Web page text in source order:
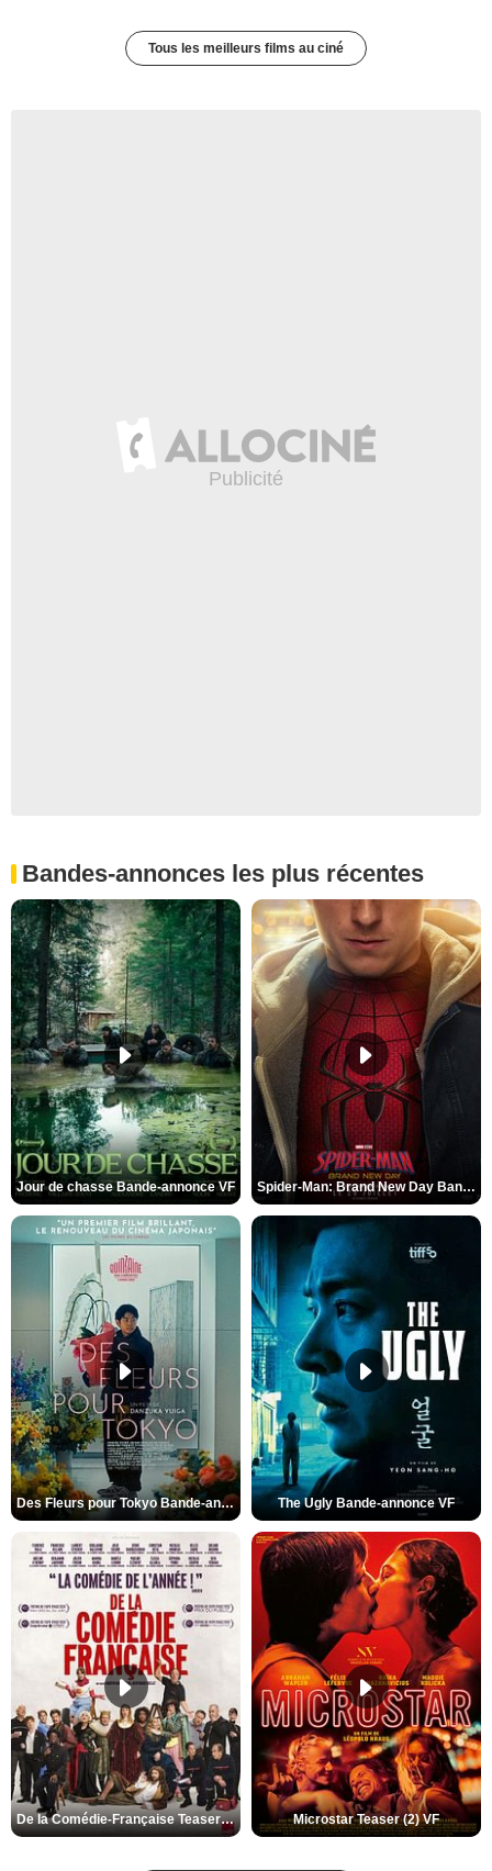
Tous les meilleurs films au ciné
Bandes-annonces les plus récentes
Jour de chasse Bande-annonce VF Spider-Man: Brand New Day Bande-annonce (3) VO STFR
Des Fleurs pour Tokyo Bande-annonce VO STFR The Ugly Bande-annonce VF
De la Comédie-Française Teaser (3) VF Microstar Teaser (2) VF